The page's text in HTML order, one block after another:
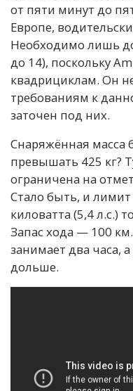
от пяти минут до
Европе,
Необходимо лишь
до 14), поскольку
квадрициклам. Он
требованиям к
заточен под них.
Снаряжённая масса
превышать 425 кг?
ограничена на
Стало быть, и
киловатта (5,4 л.с.)
Запас хода — 100
занимает два часа,
дольше.